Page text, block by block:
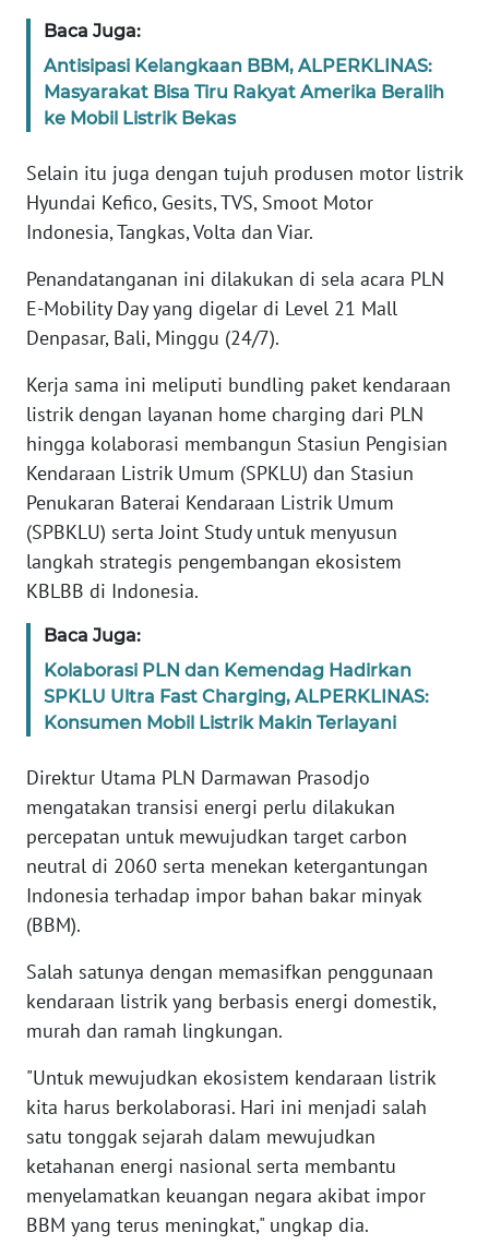
Baca Juga:
Antisipasi Kelangkaan BBM, ALPERKLINAS:
Masyarakat Bisa Tiru Rakyat Amerika Beralih
ke Mobil Listrik Bekas
Selain itu juga dengan tujuh produsen motor listrik
Hyundai Kefico, Gesits, TVS, Smoot Motor
Indonesia, Tangkas, Volta dan Viar.
Penandatanganan ini dilakukan di sela acara PLN
E-Mobility Day yang digelar di Level 21 Mall
Denpasar, Bali, Minggu (24/7).
Kerja sama ini meliputi bundling paket kendaraan
listrik dengan layanan home charging dari PLN
hingga kolaborasi membangun Stasiun Pengisian
Kendaraan Listrik Umum (SPKLU) dan Stasiun
Penukaran Baterai Kendaraan Listrik Umum
(SPBKLU) serta Joint Study untuk menyusun
langkah strategis pengembangan ekosistem
KBLBB di Indonesia.
Baca Juga:
Kolaborasi PLN dan Kemendag Hadirkan
SPKLU Ultra Fast Charging, ALPERKLINAS:
Konsumen Mobil Listrik Makin Terlayani
Direktur Utama PLN Darmawan Prasodjo
mengatakan transisi energi perlu dilakukan
percepatan untuk mewujudkan target carbon
neutral di 2060 serta menekan ketergantungan
Indonesia terhadap impor bahan bakar minyak
(BBM).
Salah satunya dengan memasifkan penggunaan
kendaraan listrik yang berbasis energi domestik,
murah dan ramah lingkungan.
"Untuk mewujudkan ekosistem kendaraan listrik
kita harus berkolaborasi. Hari ini menjadi salah
satu tonggak sejarah dalam mewujudkan
ketahanan energi nasional serta membantu
menyelamatkan keuangan negara akibat impor
BBM yang terus meningkat," ungkap dia.
SUMUT
WN
WN
JABAR
WN
BANTEN
NTT
WN
KEPRI
WN
PAPUA
PAPUA
WN
SERAMBI
WN
JAMBI
SULTRA
WN
WN
SULTENG
WN
SULBAR